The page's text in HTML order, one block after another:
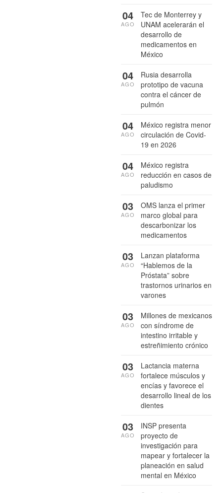
Tec de Monterrey y
UNAM acelerarán el
desarrollo de
medicamentos en
México
04
AGO
Rusia desarrolla
prototipo de vacuna
contra el cáncer de
pulmón
04
AGO
México registra menor
circulación de Covid-
19 en 2026
04
AGO
México registra
reducción en casos de
paludismo
04
AGO
OMS lanza el primer
marco global para
descarbonizar los
medicamentos
03
AGO
Lanzan plataforma
“Hablemos de la
Próstata” sobre
trastornos urinarios en
varones
03
AGO
Millones de mexicanos
con síndrome de
intestino irritable y
estreñimiento crónico
03
AGO
Lactancia materna
fortalece músculos y
encías y favorece el
desarrollo lineal de los
dientes
03
AGO
INSP presenta
proyecto de
investigación para
mapear y fortalecer la
planeación en salud
mental en México
03
AGO